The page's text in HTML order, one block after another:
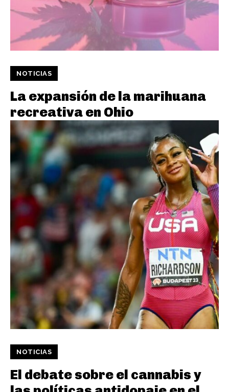
NOTICIAS
La expansión de la marihuana
recreativa en Ohio
NOTICIAS
El debate sobre el cannabis y